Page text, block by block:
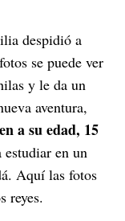
despidió a
se puede ver
y le da un
aventura,
a su edad, 15
estudiar en un
Aquí las fotos
reyes.